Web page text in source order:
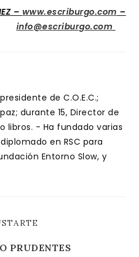
– www.escriburgo.com –
info@escriburgo.com
de C.O.E.C.;
durante 15, Director de
libros. - Ha fundado varias
en RSC para
Entorno Slow, y
PRUDENTES